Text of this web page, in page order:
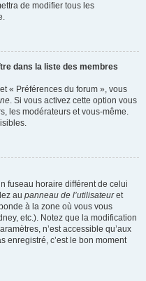
de modifier tous les
dans la liste des membres
« Préférences du forum », vous
. Si vous activez cette option vous
les modérateurs et vous-même.
fuseau horaire différent de celui
au panneau de l’utilisateuret
à la zone où vous vous
etc.). Notez que la modification
n’est accessible qu’aux
enregistré, c’est le bon moment